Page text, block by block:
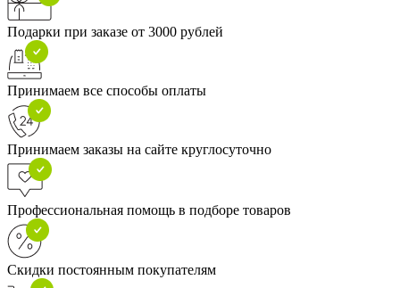
Подарки при заказе от 3000 рублей
Принимаем все способы оплаты
Принимаем заказы на сайте круглосуточно
Профессиональная помощь в подборе товаров
Скидки постоянным покупателям